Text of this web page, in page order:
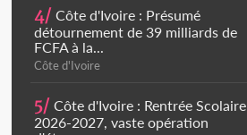
4/ Côte d'Ivoire : Présumé
détournement de 39 milliards de
FCFA à la...
Côte d'Ivoire
5/ Côte d'Ivoire : Rentrée Scolaire
2026-2027, vaste opération